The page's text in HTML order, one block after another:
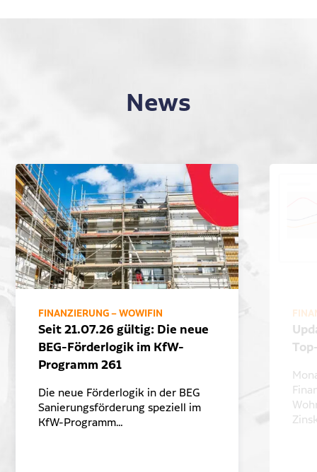
News
FINANZIERUNG – WOWIFIN
Seit 21.07.26 gültig: Die neue
BEG-Förderlogik im KfW-
Programm 261
Die neue Förderlogik in der BEG
Sanierungsförderung speziell im
KfW-Programm…